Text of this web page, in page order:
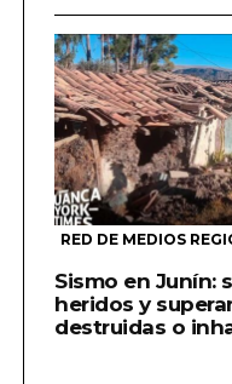
RED DE MEDIOS
Sismo en Junín:
heridos y
destruidas o